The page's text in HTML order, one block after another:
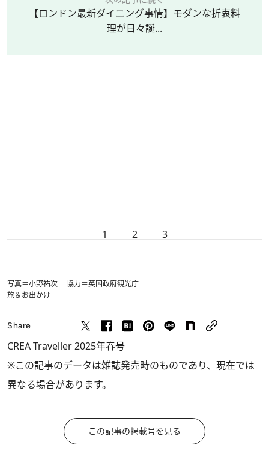
【ロンドン最新ダイニング事情】モダンな折衷料
理が日々誕...
1 2 3
写真＝小野祐次 協力＝英国政府観光庁
旅＆お出かけ
Share
CREA Traveller 2025年春号
※この記事のデータは雑誌発売時のものであり、現在では
異なる場合があります。
この記事の掲載号を見る